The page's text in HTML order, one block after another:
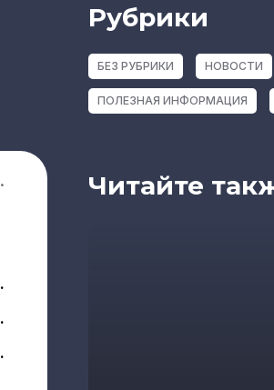
Рубрики
БЕЗ РУБРИКИ НОВОСТИ
ПОЛЕЗНАЯ ИНФОРМАЦИЯ
Читайте